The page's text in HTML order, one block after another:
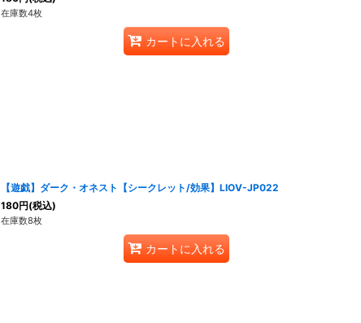
在庫数4枚
カートに入れる
【遊戯】ダーク・オネスト【シークレット/効果】LIOV-JP022
180円(税込)
在庫数8枚
カートに入れる